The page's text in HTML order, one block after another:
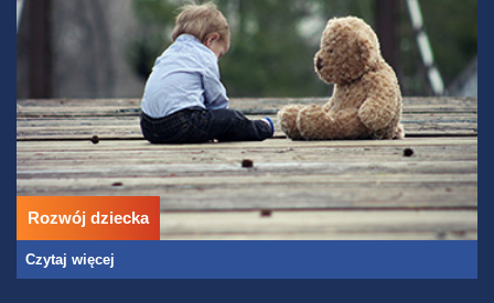
Rozwój dziecka
Czytaj więcej